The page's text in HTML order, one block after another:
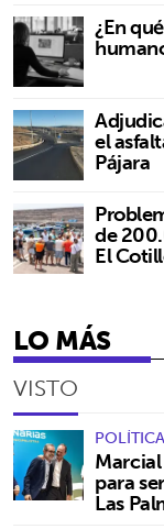
¿En
el
Pájara
de
El
LO MÁS
VISTO
POLÍTICA
para
Las